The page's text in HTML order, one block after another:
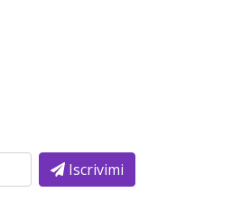
Iscrivimi